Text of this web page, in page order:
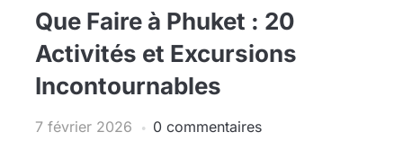
Que Faire à Phuket : 20
Activités et Excursions
Incontournables
7 février 2026 0 commentaires